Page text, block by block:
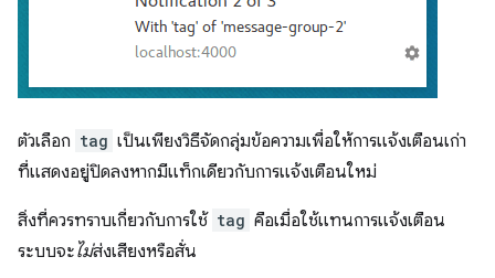
ตัวเลือก tag เป็นเพียงวิธีจัดกลุ่มข้อความเพื่อให้การแจ้งเตือนเก่า
ที่แสดงอยู่ปิดลงหากมีแท็กเดียวกับการแจ้งเตือนใหม่
สิ่งที่ควรทราบเกี่ยวกับการใช้ tag คือเมื่อใช้แทนการแจ้งเตือน
ระบบจะไม่ส่งเสียงหรือสั่น